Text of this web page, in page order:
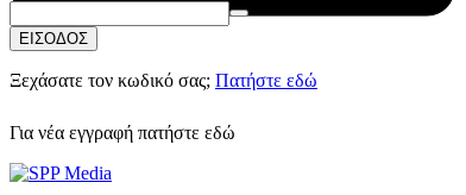
ΕΙΣΟΔΟΣ
Ξεχάσατε τον κωδικό σας; Πατήστε εδώ
Για νέα εγγραφή πατήστε εδώ